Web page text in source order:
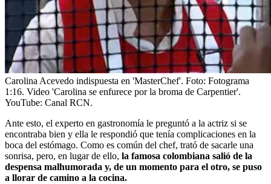
Carolina Acevedo indispuesta en 'MasterChef'. Foto: Fotograma
1:16. Video 'Carolina se enfurece por la broma de Carpentier'.
YouTube: Canal RCN.
Ante esto, el experto en gastronomía le preguntó a la actriz si se
encontraba bien y ella le respondió que tenía complicaciones en la
boca del estómago. Como es común del chef, trató de sacarle una
sonrisa, pero, en lugar de ello, la famosa colombiana salió de la
despensa malhumorada y, de un momento para el otro, se puso
a llorar de camino a la cocina.